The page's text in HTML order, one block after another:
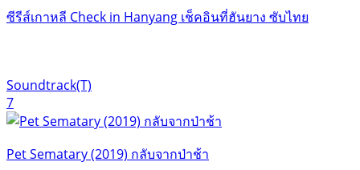
ซีรีส์เกาหลี Check in Hanyang เช็คอินที่ฮันยาง ซับไทย
Soundtrack(T)
7
Pet Sematary (2019) กลับจากป่าช้า